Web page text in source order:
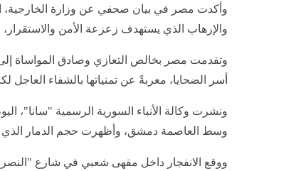
وأكدت مصر في بيان صحفي عن وزارة الخارجية،
والإرهاب الذي يستهدف زعزعة الأمن والاستقرار،
وتقدمت مصر بخالص التعازي وصادق المواساة
أسر الضحايا، معربةً عن تمنياتها بالشفاء العاجل
ونشرت وكالة الأنباء السورية الرسمية "سانا"،
وسط العاصمة دمشق، وأظهرت حجم الدمار الذي
ووقع الانفجار داخل مقهى شعبي في شارع